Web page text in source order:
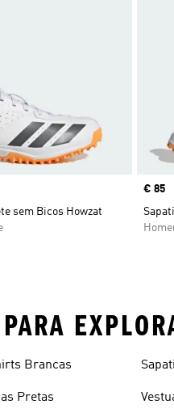
sem Bicos Howzat
Price
€ 85
Brancas
Pretas